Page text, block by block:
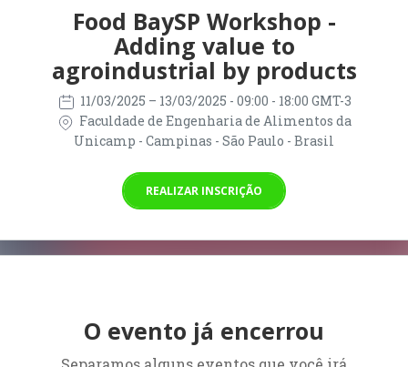
Food BaySP Workshop -
Adding value to
agroindustrial by products
11/03/2025 – 13/03/2025 - 09:00 - 18:00 GMT-3
Faculdade de Engenharia de Alimentos da
Unicamp - Campinas - São Paulo - Brasil
REALIZAR INSCRIÇÃO
O evento já encerrou